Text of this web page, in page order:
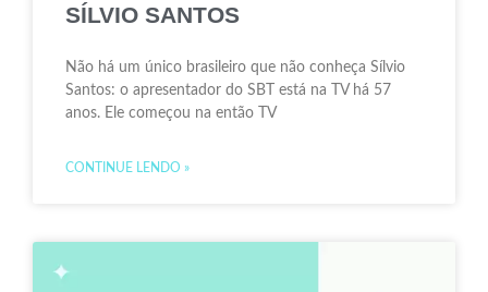
SÍLVIO SANTOS
Não há um único brasileiro que não conheça Sílvio
Santos: o apresentador do SBT está na TV há 57
anos. Ele começou na então TV
CONTINUE LENDO »